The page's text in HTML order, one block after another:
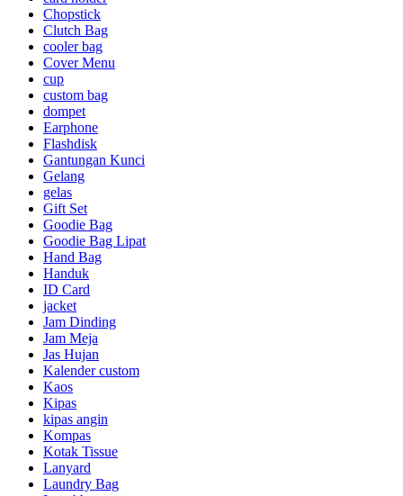
Chopstick
Clutch Bag
cooler bag
Cover Menu
cup
custom bag
dompet
Earphone
Flashdisk
Gantungan Kunci
Gelang
gelas
Gift Set
Goodie Bag
Goodie Bag Lipat
Hand Bag
Handuk
ID Card
jacket
Jam Dinding
Jam Meja
Jas Hujan
Kalender custom
Kaos
Kipas
kipas angin
Kompas
Kotak Tissue
Lanyard
Laundry Bag